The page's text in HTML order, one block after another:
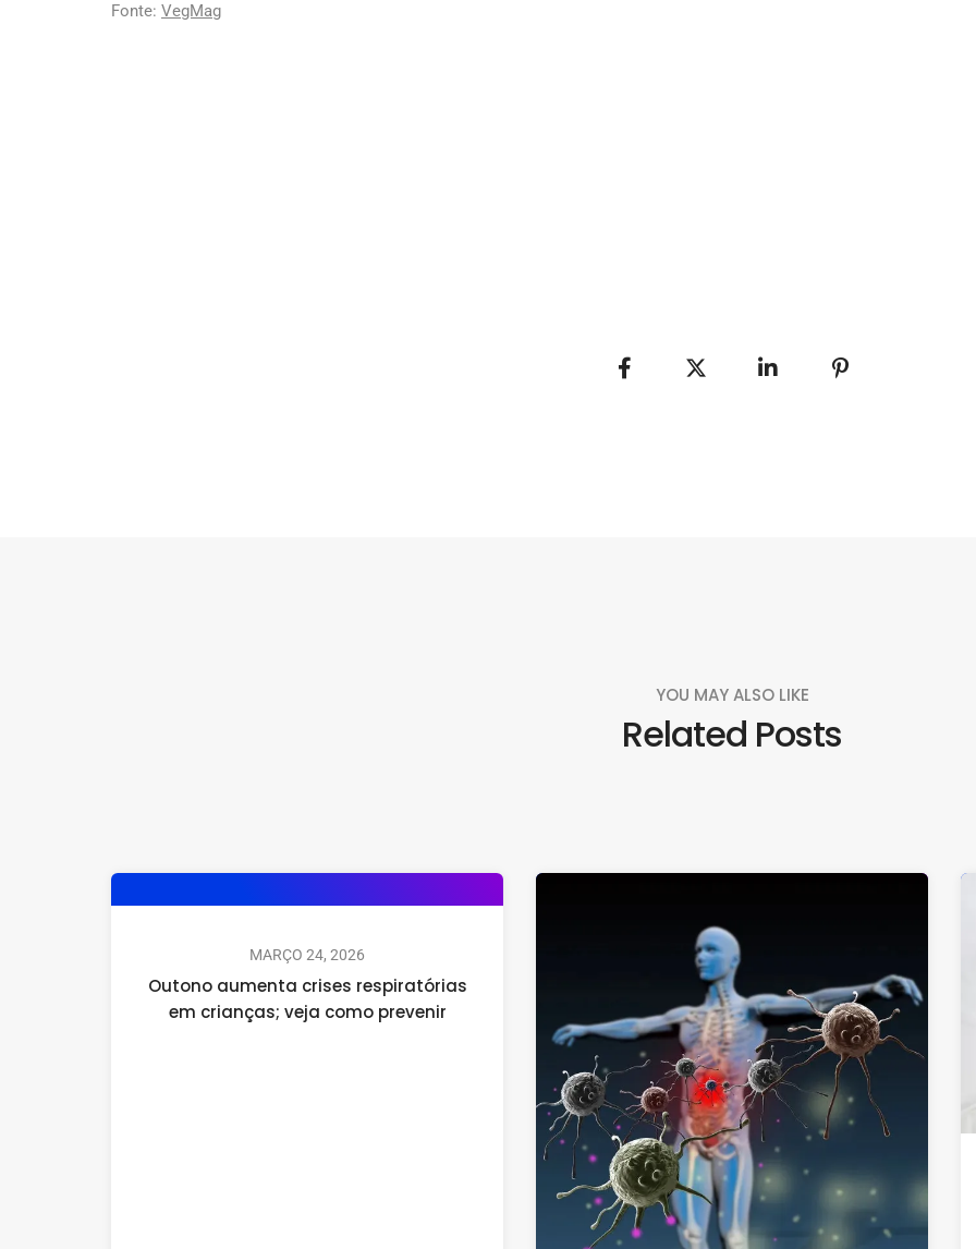
Fonte: VegMag
YOU MAY ALSO LIKE
Related Posts
MARÇO 24, 2026
Outono aumenta crises respiratórias
em crianças; veja como prevenir